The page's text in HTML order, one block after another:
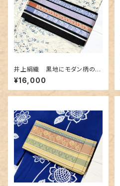
井上絹織 黒地にモダン柄の博
多織半幅 リバーシブル
¥16,000